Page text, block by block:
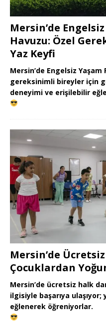
Mersin’de
Havuzu: Özel
Yaz Keyfi
Mersin’de Engelsiz Yaşam
gereksinimli bireyler için
deneyimi ve erişilebilir
Mersin’de
Çocuklardan
Mersin’de ücretsiz halk
ilgisiyle başarıya
eğlenerek öğreniyorlar.